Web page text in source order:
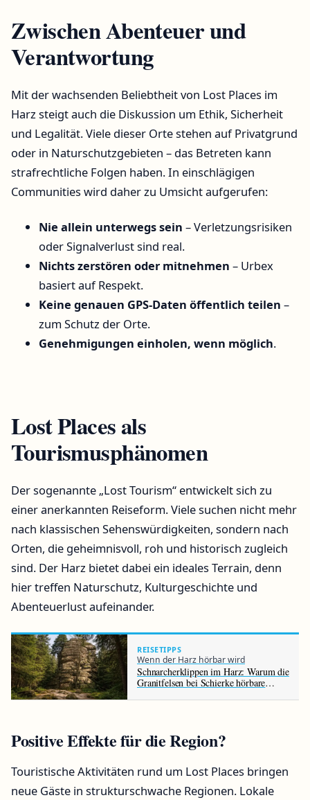
Zwischen Abenteuer und
Verantwortung
Mit der wachsenden Beliebtheit von Lost Places im
Harz steigt auch die Diskussion um Ethik, Sicherheit
und Legalität. Viele dieser Orte stehen auf Privatgrund
oder in Naturschutzgebieten – das Betreten kann
strafrechtliche Folgen haben. In einschlägigen
Communities wird daher zu Umsicht aufgerufen:
Nie allein unterwegs sein – Verletzungsrisiken
oder Signalverlust sind real.
Nichts zerstören oder mitnehmen – Urbex
basiert auf Respekt.
Keine genauen GPS-Daten öffentlich teilen –
zum Schutz der Orte.
Genehmigungen einholen, wenn möglich.
Lost Places als
Tourismusphänomen
Der sogenannte „Lost Tourism“ entwickelt sich zu
einer anerkannten Reiseform. Viele suchen nicht mehr
nach klassischen Sehenswürdigkeiten, sondern nach
Orten, die geheimnisvoll, roh und historisch zugleich
sind. Der Harz bietet dabei ein ideales Terrain, denn
hier treffen Naturschutz, Kulturgeschichte und
Abenteuerlust aufeinander.
REISETIPPS
Wenn der Harz hörbar wird
Schnarcherklippen im Harz: Warum die
Granitfelsen bei Schierke hörbare
Positive Effekte für die Region?
Touristische Aktivitäten rund um Lost Places bringen
neue Gäste in strukturschwache Regionen. Lokale